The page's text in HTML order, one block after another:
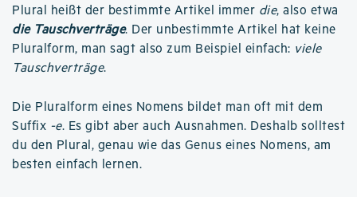
Plural heißt der bestimmte Artikel immer die, also etwa
die Tauschverträge. Der unbestimmte Artikel hat keine
Pluralform, man sagt also zum Beispiel einfach: viele
Tauschverträge.
Die Pluralform eines Nomens bildet man oft mit dem
Suffix -e. Es gibt aber auch Ausnahmen. Deshalb solltest
du den Plural, genau wie das Genus eines Nomens, am
besten einfach lernen.